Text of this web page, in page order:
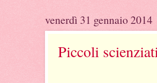
venerdì 31 gennaio 2014
Piccoli